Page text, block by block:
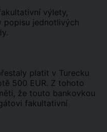
výlety,
popisu jednotlivých
platit v Turecku
500 EUR. Z tohoto
že touto bankovkou
fakultativní